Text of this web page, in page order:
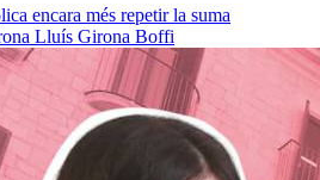
encara més repetir la suma
Lluís Girona Boffi